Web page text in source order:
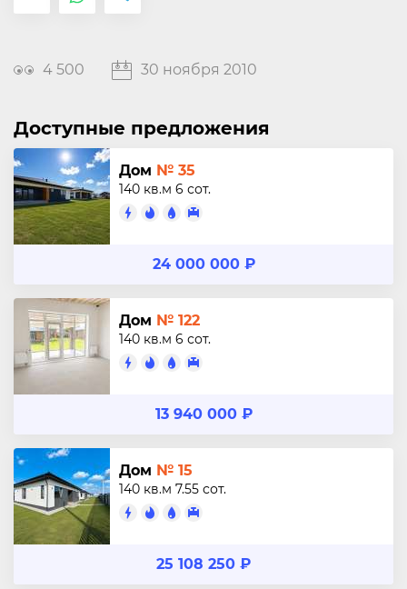
4 500 30 ноября 2010
Доступные предложения
Дом № 35
140 кв.м 6 сот.
24 000 000 ₽
Дом № 122
140 кв.м 6 сот.
13 940 000 ₽
Дом № 15
140 кв.м 7.55 сот.
25 108 250 ₽